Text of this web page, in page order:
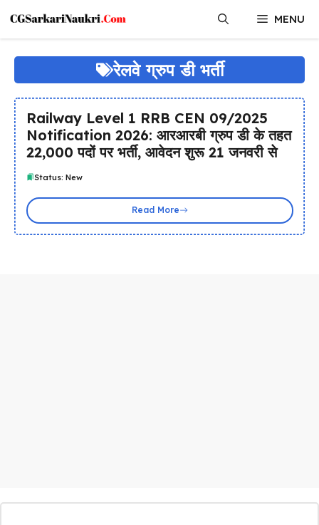
content
MENU
रेलवे ग्रुप डी भर्ती
Railway Level 1 RRB CEN 09/2025
Notification 2026: आरआरबी ग्रुप डी के तहत
22,000 पदों पर भर्ती, आवेदन शुरू 21 जनवरी से
Status: New
Read More